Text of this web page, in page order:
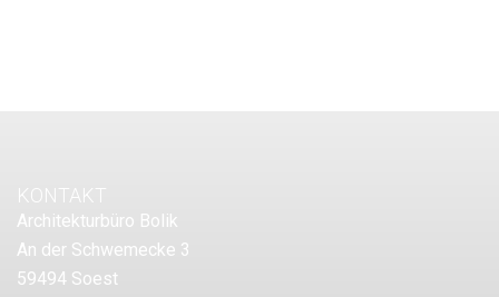
KONTAKT
Architekturbüro Bolik
An der Schwemecke 3
59494 Soest